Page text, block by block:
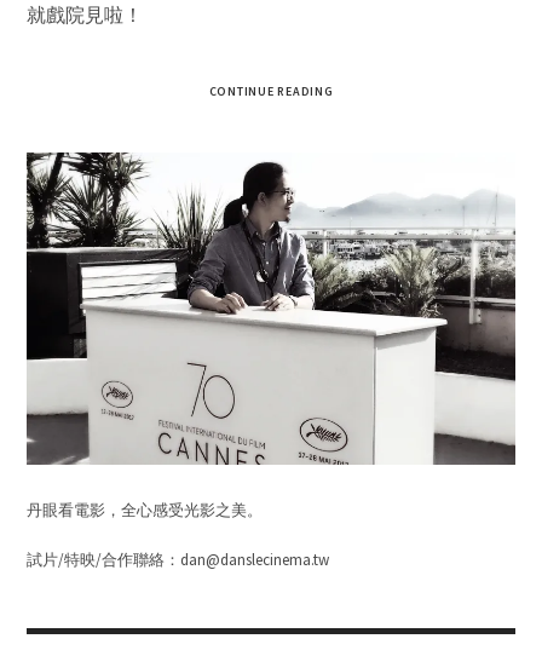
就戲院見啦！
CONTINUE READING
丹眼看電影，全心感受光影之美。
試片/特映/合作聯絡：dan@danslecinema.tw